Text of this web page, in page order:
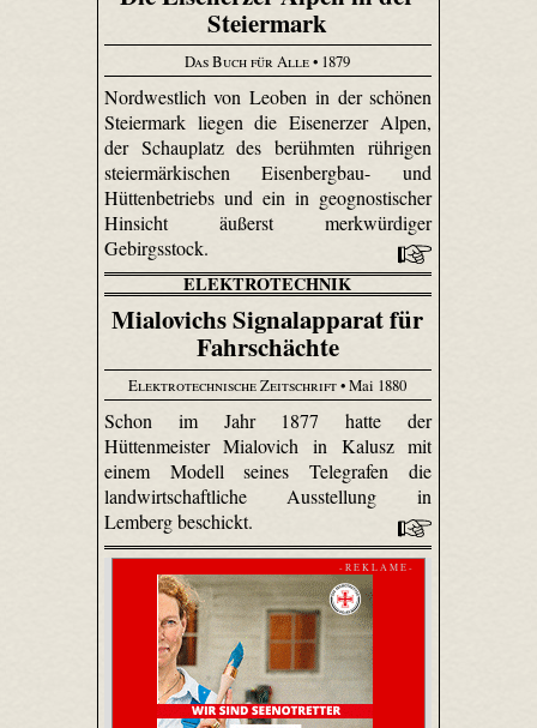
Steiermark
Das Buch für Alle• 1879
Nordwestlich von Leoben in der schönen
Steiermark liegen die Eisenerzer Alpen,
der Schauplatz des berühmten rührigen
steiermärkischen Eisen­berg­bau- und
Hütten­betriebs und ein in geo­gnosti­scher
Hinsicht äußerst merkwürdiger
Gebirgsstock.
ELEKTROTECHNIK
Mialovichs Signalapparat für
Fahrschächte
Elektrotechnische Zeitschrift• Mai 1880
Schon im Jahr 1877 hatte der
Hüttenmeister Mialovich in Kalusz mit
einem Modell seines Telegrafen die
landwirtschaftliche Ausstellung in
Lemberg beschickt.
- R E K L A M E -